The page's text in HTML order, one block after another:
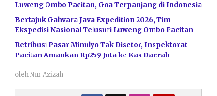
Luweng Ombo Pacitan, Goa Terpanjang di Indonesia
Bertajuk Gahvara Java Expedition 2026, Tim
Ekspedisi Nasional Telusuri Luweng Ombo Pacitan
Retribusi Pasar Minulyo Tak Disetor, Inspektorat
Pacitan Amankan Rp259 Juta ke Kas Daerah
olehNur Azizah